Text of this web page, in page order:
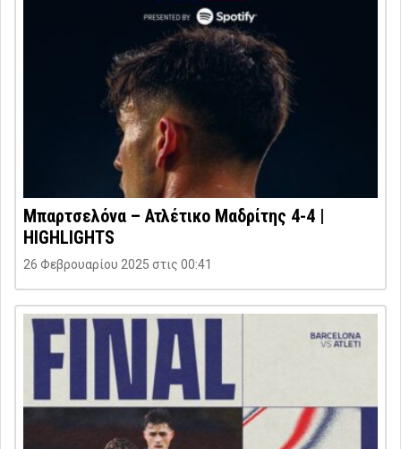
Μπαρτσελόνα – Ατλέτικο Μαδρίτης 4-4 |
HIGHLIGHTS
26 Φεβρουαρίου 2025 στις 00:41